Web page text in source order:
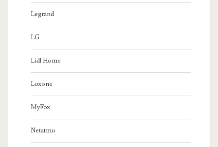
Legrand
LG
Lidl Home
Loxone
MyFox
Netatmo